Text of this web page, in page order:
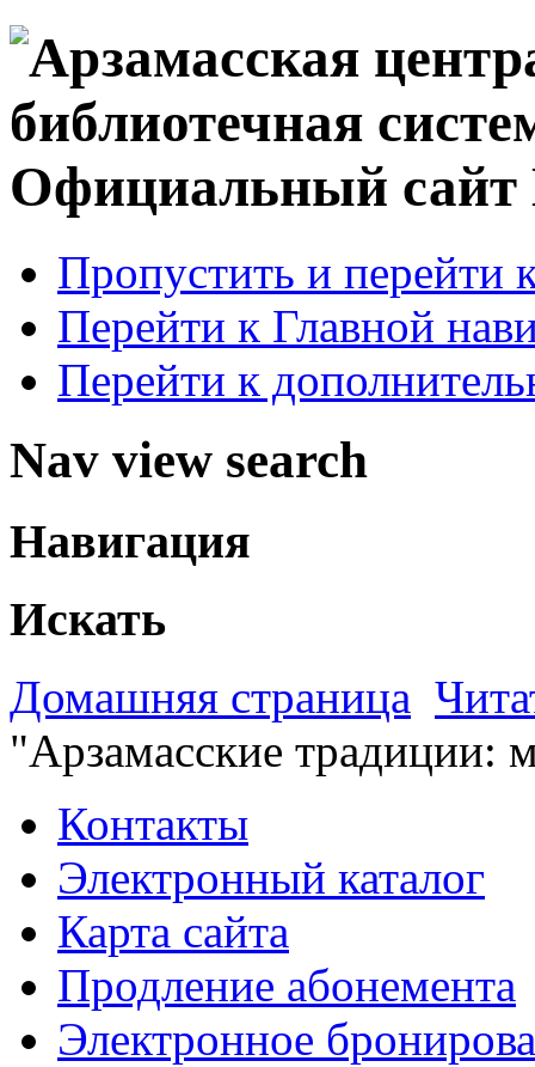
Официальный
Пропустить и перейти
Перейти к Главной
Перейти к
Nav view search
Навигация
Искать
Домашняя страница
"Арзамасские традиции:
Контакты
Электронный каталог
Карта сайта
Продление абонемента
Электронное